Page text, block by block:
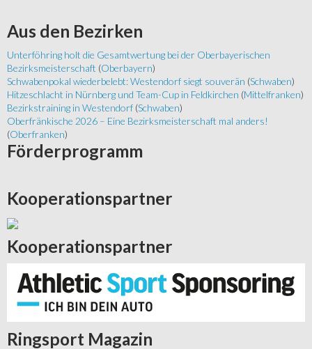
Aus den Bezirken
Unterföhring holt die Gesamtwertung bei der Oberbayerischen
Bezirksmeisterschaft (Oberbayern)
Schwabenpokal wiederbelebt: Westendorf siegt souverän (Schwaben)
Hitzeschlacht in Nürnberg und Team-Cup in Feldkirchen (Mittelfranken)
Bezirkstraining in Westendorf (Schwaben)
Oberfränkische 2026 – Eine Bezirksmeisterschaft mal anders!
(Oberfranken)
Förderprogramm
Kooperationspartner
Kooperationspartner
Ringsport Magazin